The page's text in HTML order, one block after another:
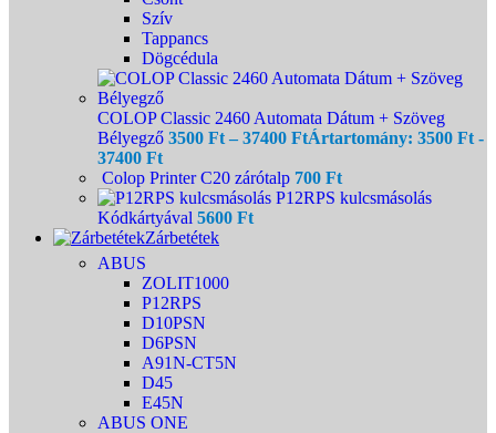
Szív
Tappancs
Dögcédula
COLOP Classic 2460 Automata Dátum + Szöveg
Bélyegző 3500 Ft – 37400 FtÁrtartomány: 3500 Ft -
37400 Ft
Colop Printer C20 zárótalp 700 Ft
P12RPS kulcsmásolás
Kódkártyával 5600 Ft
Zárbetétek
ABUS
ZOLIT1000
P12RPS
D10PSN
D6PSN
A91N-CT5N
D45
E45N
ABUS ONE